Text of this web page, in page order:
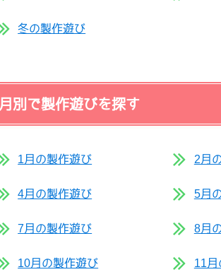
冬の製作遊び
月別で製作遊びを探す
1月の製作遊び 2月
4月の製作遊び 5月
7月の製作遊び 8月
10月の製作遊び 11月